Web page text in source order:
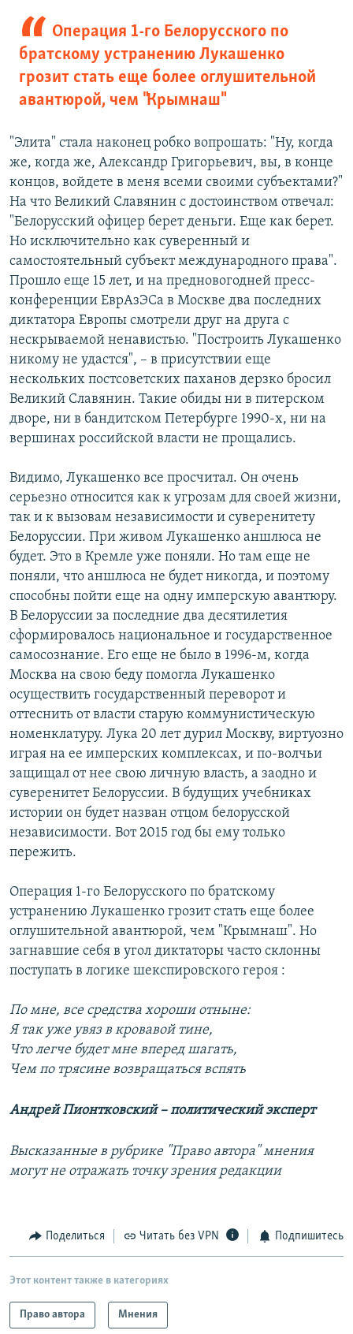
Операция 1-го Белорусского по
братскому устранению Лукашенко
грозит стать еще более оглушительной
авантюрой, чем "Крымнаш"
"Элита" стала наконец робко вопрошать: "Ну, когда
же, когда же, Александр Григорьевич, вы, в конце
концов, войдете в меня всеми своими субъектами?"
На что Великий Славянин с достоинством отвечал:
"Белорусский офицер берет деньги. Еще как берет.
Но исключительно как суверенный и
самостоятельный субъект международного права".
Прошло еще 15 лет, и на предновогодней пресс-
конференции ЕврАзЭСа в Москве два последних
диктатора Европы смотрели друг на друга с
нескрываемой ненавистью. "Построить Лукашенко
никому не удастся", – в присутствии еще
нескольких постсоветских паханов дерзко бросил
Великий Славянин. Такие обиды ни в питерском
дворе, ни в бандитском Петербурге 1990-x, ни на
вершинах российской власти не прощались.
Видимо, Лукашенко все просчитал. Он очень
серьезно относится как к угрозам для своей жизни,
так и к вызовам независимости и суверенитету
Белоруссии. При живом Лукашенко аншлюса не
будет. Это в Кремле уже поняли. Но там еще не
поняли, что аншлюса не будет никогда, и поэтому
способны пойти еще на одну имперскую авантюру.
В Белоруссии за последние два десятилетия
сформировалось национальное и государственное
самосознание. Его еще не было в 1996-м, когда
Москва на свою беду помогла Лукашенко
осуществить государственный переворот и
оттеснить от власти старую коммунистическую
номенклатуру. Лука 20 лет дурил Mоскву, виртуозно
играя на ее имперских комплексах, и по-волчьи
защищал от нее свою личную власть, а заодно и
суверенитет Белоруссии. В будущих учебниках
истории он будет назван отцом белорусской
независимости. Вот 2015 год бы ему только
пережить.
Операция 1-го Белорусского по братскому
устранению Лукашенко грозит стать еще более
оглушительной авантюрой, чем "Крымнаш". Но
загнавшие себя в угол диктаторы часто склонны
поступать в логике шекспировского героя :
По мне, все средства хороши отныне:
Я так уже увяз в кровавой тине,
Что легче будет мне вперед шагать,
Чем по трясине возвращаться вспять
Андрей Пионтковский – политический эксперт
Высказанные в рубрике "Право автора" мнения
могут не отражать точку зрения редакции
Поделиться Читать без VPN Подпишитесь
Этот контент также в категориях
Право автора Мнения